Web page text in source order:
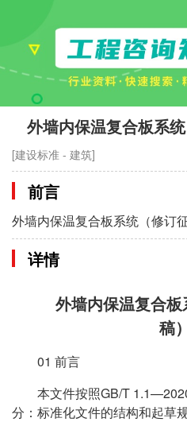
外墙内保温复合板系
[建设标准 - 建筑]
前言
外墙内保温复合板系统（修订
详情
外墙内保温复合
稿）
01 前言
本文件按照GB/T
分：标准化文件的结构和起草